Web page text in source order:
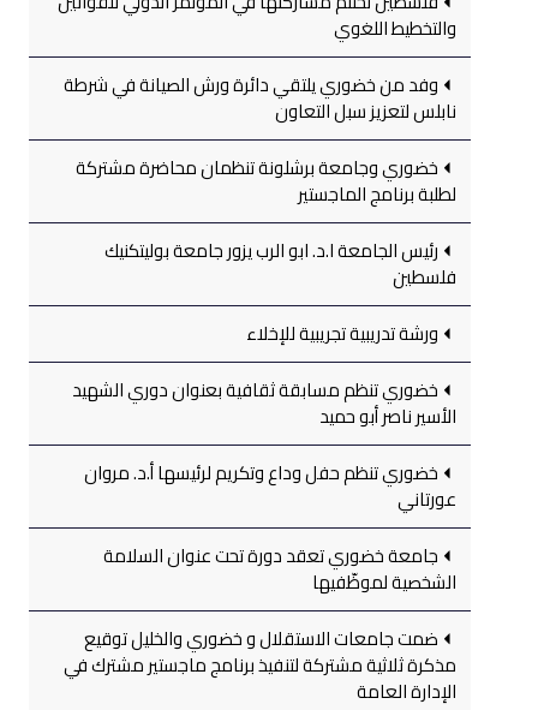
والتخطيط اللغوي
وفد من خضوري يلتقي دائرة ورش الصيانة في شرطة
نابلس لتعزيز سبل التعاون
خضوري وجامعة برشلونة تنظمان محاضرة مشتركة
لطلبة برنامج الماجستير
رئيس الجامعة ا.د. ابو الرب يزور جامعة بوليتكنيك
فلسطين
ورشة تدريبية تجريبية للإخلاء
خضوري تنظم مسابقة ثقافية بعنوان دوري الشهيد
الأسير ناصر أبو حميد
خضوري تنظم حفل وداع وتكريم لرئيسها أ.د. مروان
عورتاني
جامعة خضوري تعقد دورة تحت عنوان السلامة
الشخصية لموظّفيها
ضمت جامعات الاستقلال و خضوري والخليل توقيع
مذكرة ثلاثية مشتركة لتنفيذ برنامج ماجستير مشترك في
الإدارة العامة